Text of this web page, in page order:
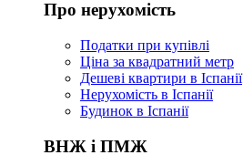
Про нерухомість
Податки при купівлі
Ціна за квадратний метр
Дешеві квартири в Іспанії
Нерухомість в Іспанії
Будинок в Іспанії
ВНЖ і ПМЖ